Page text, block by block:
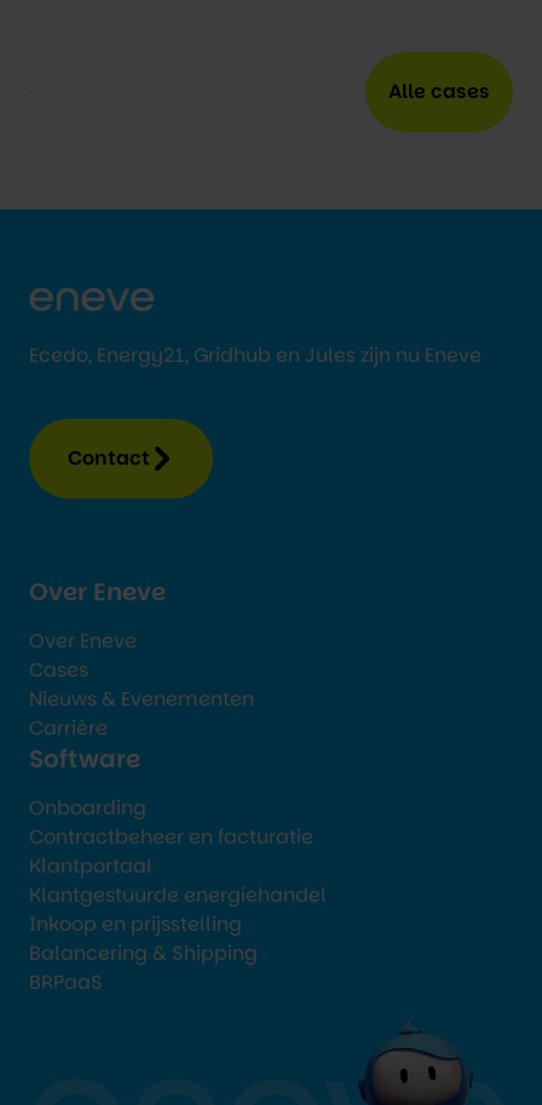
Alle cases
Ecedo, Energy21, Gridhub en Jules zijn nu Eneve
Contact
Over Eneve
Over Eneve
Cases
Nieuws & Evenementen
Carrière
Software
Onboarding
Contractbeheer en facturatie
Klantportaal
Klantgestuurde energiehandel
Inkoop en prijsstelling
Balancering & Shipping
BRPaaS